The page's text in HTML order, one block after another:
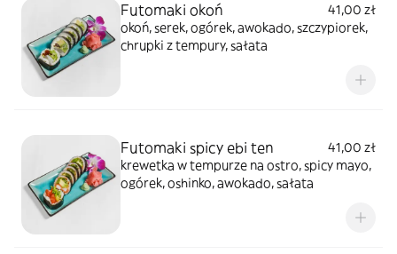
Futomaki okoń
41,00 zł
okoń, serek, ogórek, awokado, szczypiorek,
chrupki z tempury, sałata
Futomaki spicy ebi ten
41,00 zł
krewetka w tempurze na ostro, spicy mayo,
ogórek, oshinko, awokado, sałata